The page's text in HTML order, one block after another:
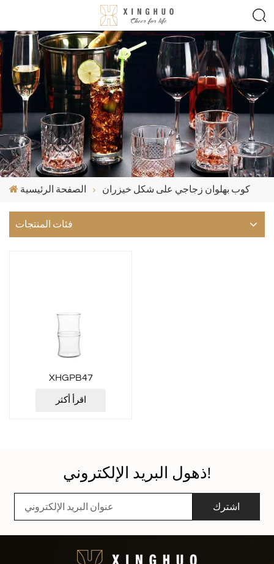
الصفحة الرئيسية كوب بهلوان زجاجي على شكل خيزران
فئات المنتجات
XHGPB47
اقرأ أكثر
ذهول البريد الإلكتروني!
اشترك